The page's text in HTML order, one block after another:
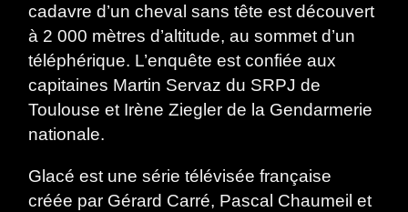
cadavre d’un cheval sans tête est découvert
à 2 000 mètres d’altitude, au sommet d’un
téléphérique. L’enquête est confiée aux
capitaines Martin Servaz du SRPJ de
Toulouse et Irène Ziegler de la Gendarmerie
nationale.
Glacé est une série télévisée française
créée par Gérard Carré, Pascal Chaumeil et